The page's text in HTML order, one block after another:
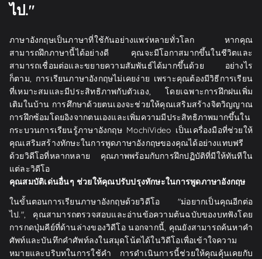
ไป."
ภาษาอังกฤษเป็นภาษาที่ใช้กันอย่างแพร่หลายทั่วโลก หากคุณ
สามารถฝึกภาษานี้ได้อย่างดี คุณจะมีโอกาสมากขึ้นในชีวิตและ
สามารถเชื่อมต่อและขยายความสัมพันธ์ได้มากขึ้นด้วย อย่างไร
ก็ตาม, การเรียนภาษาอังกฤษไม่เคยง่าย เพราะคุณต้องมีวิธีการเรียน
ที่เหมาะสมและมีประสิทธิภาพกับตัวเอง, โดยเฉพาะการฝึกฝนเพิ่ม
เติมในบ้าน การศึกษาด้วยตนเองจะช่วยให้คุณเสริมสร้างจิตวิญญาณ
การฝึกซ้อมโดยอิงจากตนเองและเพิ่มความมีประสิทธิภาพมากขึ้นใน
กระบวนการเรียนรู้ภาษาอังกฤษ MochiVideo เป็นเครื่องมือที่ช่วยให้
คุณเสริมสร้างทักษะในการพูดภาษาอังกฤษของคุณได้อย่างแทบฟรี
ด้วยวิดีโอที่หลากหลาย คุณภาพพร้อมกับการฝึกปฏิบัติที่มีให้ทันทีใน
แต่ละวิดีโอ
คุณสมบัติเด่นอื่นๆ ช่วยให้คุณปรับปรุงทักษะในการพูดภาษาอังกฤษ
ในขั้นตอนการเรียนภาษาอังกฤษด้วยวิดีโอ "ม่อยากเป็นคุณอีกต่อ
ไป.", คุณสามารถตรวจสอบและอ่านข้อความต้นฉบับของบทฟังโดย
การกดปุ่มคีย์ที่ด้านล่างของวิดีโอ นอกจากนี้, คุณยังสามารถค้นหาคำ
ศัพท์และบันทึกคำศัพท์ลงในสมุดโน้ตได้ในวิดีโอเพื่อเข้าใจความ
หมายและบริบทในการใช้คำ การดำเนินการนี้ช่วยให้คุณคุ้นเคยกับ